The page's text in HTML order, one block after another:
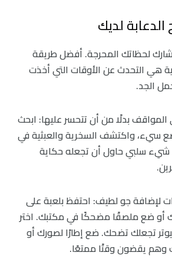
لديك
لحظاتك المحرجة. أفضل طريقة
هي التحدث عن الأوقات التي أخذت
الجد.
بدلًا من أن تتحسر عليها: ابحث
سيء، واكتشف السخرية والعبثية في
شيء سلبي حاول أن تجعله حكاية
لإضافة جو لطيف: احتفظ بلعبة على
أو ضع ملصقًا مضحكًا في مكتبك. اختر
تجعلك تضحك. ضع إطارًا لصورك أو
وهم يقضون وقتًا ممتعًا.